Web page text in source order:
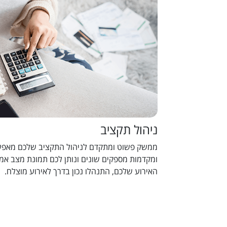
ניהול תקציב
ממשק פשוט ומתקדם לניהול התקציב שלכם
ומקדמות מספקים שונים ונותן לכם תמונת מצב
האירוע שלכם, התנהלו נכון בדרך לאירוע מוצלח.